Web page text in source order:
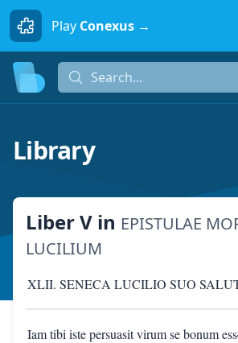
Play Conexus →
Search...
Library
Liber V in EPISTULAE
LUCILIUM
XLII. SENECA LUCILIO SUO
Iam tibi iste persuasit virum se bonum